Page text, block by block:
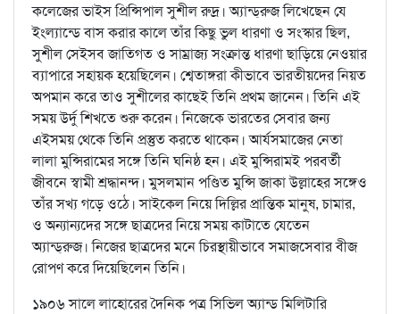
কলেজের ভাইস প্রিন্সিপাল সুশীল রুদ্র। অ্যান্ড্‌রুজ লিখেছেন যে
ইংল্যান্ডে বাস করার কালে তাঁর কিছু ভুল ধারণা ও সংস্কার ছিল,
সুশীল সেইসব জাতিগত ও সাম্রাজ্য সংক্রান্ত ধারণা ছাড়িয়ে নেওয়ার
ব্যাপারে সহায়ক হয়েছিলেন। শ্বেতাঙ্গরা কীভাবে ভারতীয়দের নিয়ত
অপমান করে তাও সুশীলের কাছেই তিনি প্রথম জানেন। তিনি এই
সময় উর্দু শিখতে শুরু করেন। নিজেকে ভারতের সেবার জন্য
এইসময় থেকে তিনি প্রস্তুত করতে থাকেন। আর্যসমাজের নেতা
লালা মুন্সিরামের সঙ্গে তিনি ঘনিষ্ঠ হন। এই মুন্সিরামই পরবর্তী
জীবনে স্বামী শ্রদ্ধানন্দ। মুসলমান পণ্ডিত মুন্সি জাকা উল্লাহের সঙ্গেও
তাঁর সখ্য গড়ে ওঠে। সাইকেল নিয়ে দিল্লির প্রান্তিক মানুষ, চামার,
ও অন্যান্যদের সঙ্গে ছাত্রদের নিয়ে সময় কাটাতে যেতেন
অ্যান্ড্‌রুজ। নিজের ছাত্রদের মনে চিরস্থায়ীভাবে সমাজসেবার বীজ
রোপণ করে দিয়েছিলেন তিনি।
১৯০৬ সালে লাহোরের দৈনিক পত্র সিভিল অ্যান্ড মিলিটারি